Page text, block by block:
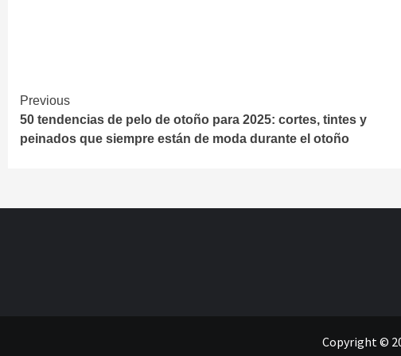
Continue
Reading
Previous
50 tendencias de pelo de otoño para 2025: cortes, tintes y
peinados que siempre están de moda durante el otoño
Copyright ©